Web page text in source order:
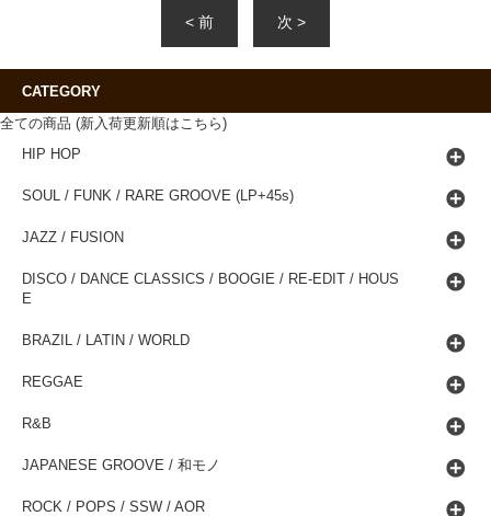
< 前 次 >
CATEGORY
全ての商品 (新入荷更新順はこちら)
HIP HOP
SOUL / FUNK / RARE GROOVE (LP+45s)
JAZZ / FUSION
DISCO / DANCE CLASSICS / BOOGIE / RE-EDIT / HOUS
E
BRAZIL / LATIN / WORLD
REGGAE
R&B
JAPANESE GROOVE / 和モノ
ROCK / POPS / SSW / AOR